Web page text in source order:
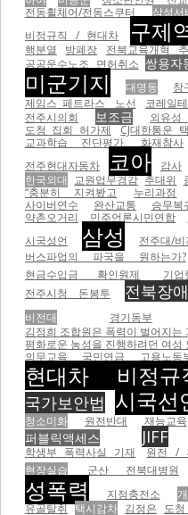
전동휠체어/전동스쿠터 삼성서
비정규직 / 현대차
구제
핵분열
방폐장 전북교육개혁
공공운수노조 면허취소 쌍용자
미군기지 대명동 창
제임스 페트라스
노선 코레일
전주시의회
보조금 외유
도청 집회 허가제
CJ대한통운
교과학습 진단평가
화재참사
전주현대자동차
코아 감사
한국외대 교원업무경감 추대위
“충분히 지켜봤고
누리과정
사이버연수
완산교통 승무복
약촌오거리
민주언론시민연합
시국성언
삼성 전주대/비
버스파업의 파국을 원하는가?
현금수입금 확인원제
기
전주시청 돈봉투
전북장
비전대
경기동부
김정희 조합원은 폭력이 벌어지
평화로운 농성을 진행하려던 여
의무교육
국민연금 고용노동
현대차 비정규
국가보안법 시국선
청소미화
원전반대 재능교육
퍼블릭액세스 JIFF
학생부 폭력사실 기재 원전 /
현장실습
군산 전북대병원
성폭력 지정충전소
유골탈취 택시감차 김정은 도